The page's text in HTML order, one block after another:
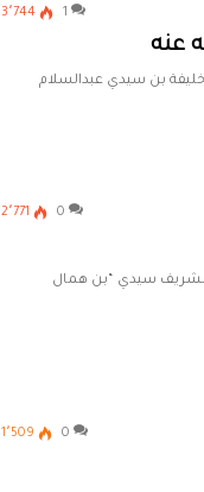
1 3٬744
عنه
بن سيدي عبدالسلام
0 2٬771
الشريف سيدي “بن همال
0 1٬509